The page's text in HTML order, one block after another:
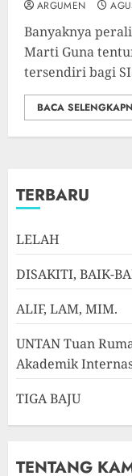
ARGUMEN
Banyaknya
Marti Guna
tersendiri bagi
BACA
TERBARU
LELAH
DISAKITI, BAIK-
ALIF, LAM, MIM.
UNTAN Tuan
Akademik
TIGA BAJU
TENTANG